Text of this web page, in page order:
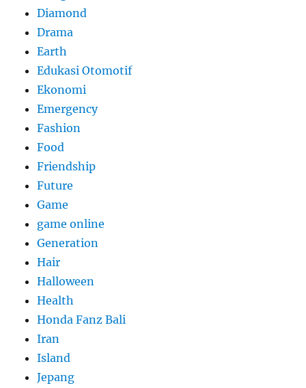
Diamond
Drama
Earth
Edukasi Otomotif
Ekonomi
Emergency
Fashion
Food
Friendship
Future
Game
game online
Generation
Hair
Halloween
Health
Honda Fanz Bali
Iran
Island
Jepang